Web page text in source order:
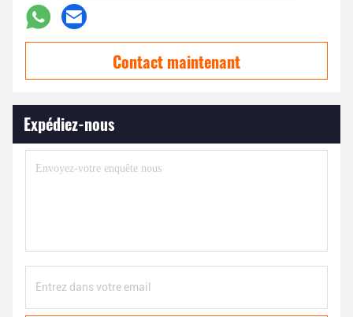
Contact maintenant
Expédiez-nous